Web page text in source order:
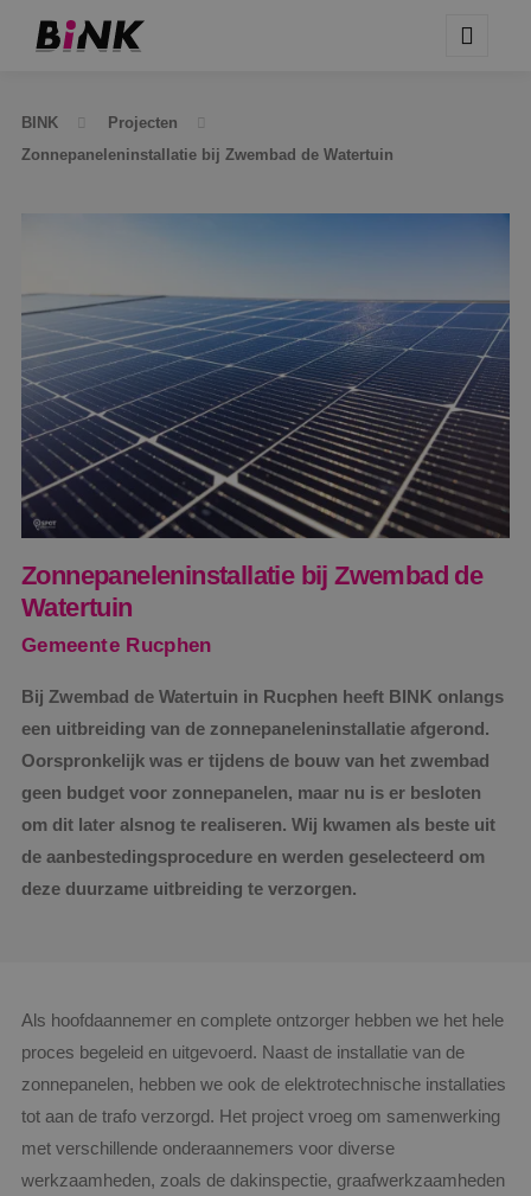
BINK
Projecten
Zonnepaneleninstallatie bij Zwembad de Watertuin
Zonnepaneleninstallatie bij Zwembad de
Watertuin
Gemeente Rucphen
Bij Zwembad de Watertuin in Rucphen heeft BINK onlangs
een uitbreiding van de zonnepaneleninstallatie afgerond.
Oorspronkelijk was er tijdens de bouw van het zwembad
geen budget voor zonnepanelen, maar nu is er besloten
om dit later alsnog te realiseren. Wij kwamen als beste uit
de aanbestedingsprocedure en werden geselecteerd om
deze duurzame uitbreiding te verzorgen.
Als hoofdaannemer en complete ontzorger hebben we het hele
proces begeleid en uitgevoerd. Naast de installatie van de
zonnepanelen, hebben we ook de elektrotechnische installaties
tot aan de trafo verzorgd. Het project vroeg om samenwerking
met verschillende onderaannemers voor diverse
werkzaamheden, zoals de dakinspectie, graafwerkzaamheden